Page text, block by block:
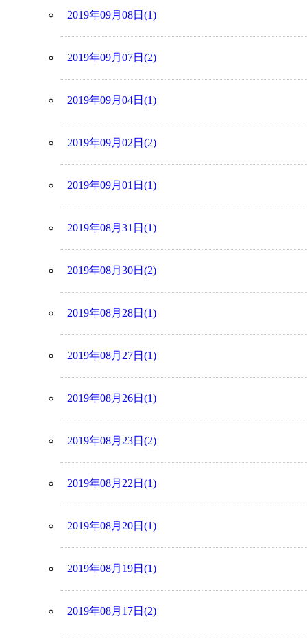
2019年09月08日(1)
2019年09月07日(2)
2019年09月04日(1)
2019年09月02日(2)
2019年09月01日(1)
2019年08月31日(1)
2019年08月30日(2)
2019年08月28日(1)
2019年08月27日(1)
2019年08月26日(1)
2019年08月23日(2)
2019年08月22日(1)
2019年08月20日(1)
2019年08月19日(1)
2019年08月17日(2)